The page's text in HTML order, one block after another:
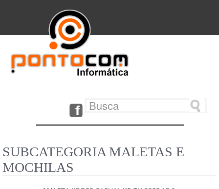
SUBCATEGORIA MALETAS E
MOCHILAS